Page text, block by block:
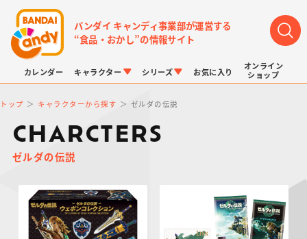
バンダイ キャンディ事業部が運営する
“食品・おかし”の情報サイト
カレンダー キャラクター シリーズ お気に入り
オンライン
ショップ
トップ キャラクターから探す ゼルダの伝説
CHARCTERS
ゼルダの伝説